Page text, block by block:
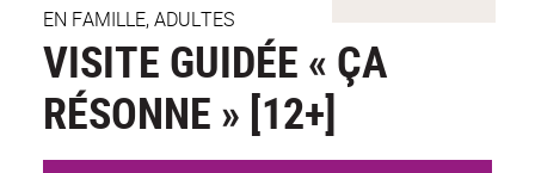
EN FAMILLE, ADULTES
VISITE GUIDÉE « ÇA
RÉSONNE » [12+]